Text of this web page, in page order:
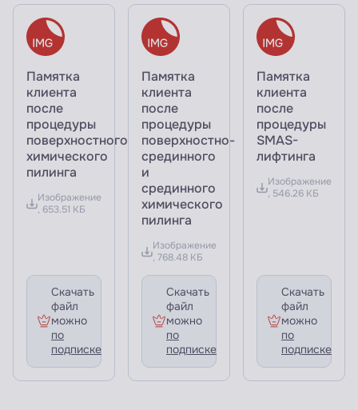
Памятка
клиента
после
процедуры
поверхностного
химического
пилинга
Изображение
, 653.51 КБ
Скачать
файл
можно
по
подписке
Памятка
клиента
после
процедуры
поверхностно-
срединного
и
срединного
химического
пилинга
Изображение
, 768.48 КБ
Скачать
файл
можно
по
подписке
Памятка
клиента
после
процедуры
SMAS-
лифтинга
Изображение
, 546.26 КБ
Скачать
файл
можно
по
подписке